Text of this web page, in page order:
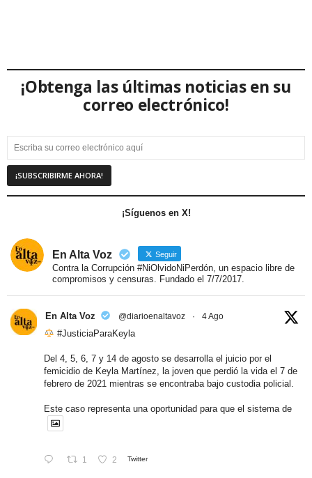
¡Obtenga las últimas noticias en su
correo electrónico!
¡Síguenos en X!
En Alta Voz Seguir
Contra la Corrupción #NiOlvidoNiPerdón, un espacio libre de
compromisos y censuras. Fundado el 7/7/2017.
En Alta Voz @diarioenaltavoz · 4 Ago
#JusticiaParaKeyla
Del 4, 5, 6, 7 y 14 de agosto se desarrolla el juicio por el
femicidio de Keyla Martínez, la joven que perdió la vida el 7 de
febrero de 2021 mientras se encontraba bajo custodia policial.
Este caso representa una oportunidad para que el sistema de
1 2 Twitter